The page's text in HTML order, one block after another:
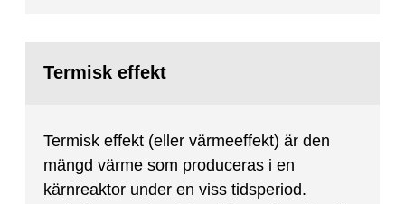
Termisk effekt
Termisk effekt (eller värmeeffekt) är den
mängd värme som produceras i en
kärnreaktor under en viss tidsperiod.